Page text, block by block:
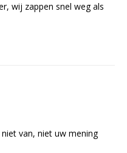
wij zappen snel weg als
van, niet uw mening